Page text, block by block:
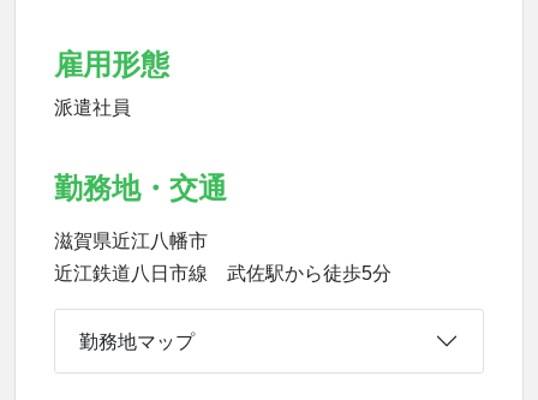
雇用形態
派遣社員
勤務地・交通
滋賀県近江八幡市
近江鉄道八日市線 武佐駅から徒歩5分
勤務地マップ